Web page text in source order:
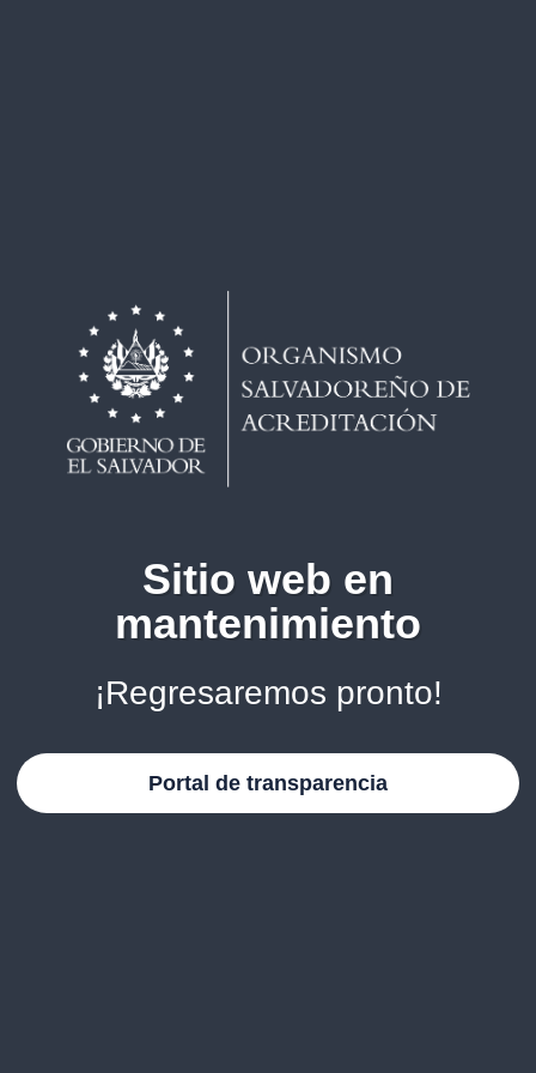
Sitio web en
mantenimiento
¡Regresaremos pronto!
Portal de transparencia